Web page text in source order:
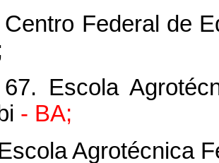
Federal de
Agrotécnica
- BA;
Agrotécnica